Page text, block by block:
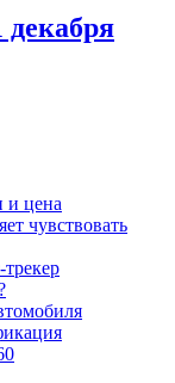
декабря
и цена
чувствовать